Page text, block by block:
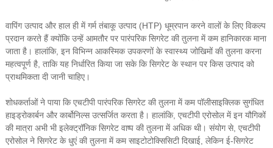
वापिंग उत्पाद और हाल ही में गर्म तंबाकू उत्पाद (HTP) धूम्रपान करने वालों के लिए विकल्प
प्रदान करते हैं क्योंकि उन्हें आमतौर पर पारंपरिक सिगरेट की तुलना में कम हानिकारक माना
जाता है। हालांकि, इन विभिन्न आकस्मिक उपकरणों के स्वास्थ्य जोखिमों की तुलना करना
महत्वपूर्ण है, ताकि यह निर्धारित किया जा सके कि सिगरेट के स्थान पर किस उत्पाद को
प्राथमिकता दी जानी चाहिए।
शोधकर्ताओं ने पाया कि एचटीपी पारंपरिक सिगरेट की तुलना में कम पॉलीसाइक्लिक सुगंधित
हाइड्रोकार्बन और कार्बोनिल्स उत्सर्जित करता है। हालांकि, एचटीपी एरोसोल में इन यौगिकों
की मात्रा अभी भी इलेक्ट्रॉनिक सिगरेट वाष्प की तुलना में अधिक थी। संयोग से, एचटीपी
एरोसोल ने सिगरेट के धुएं की तुलना में कम साइटोटोक्सिसिटी दिखाई, लेकिन ई-सिगरेट